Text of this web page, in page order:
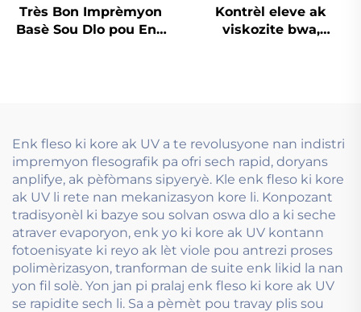
Très Bon Imprèmyon
Basè Sou Dlo pou Enk
Kontrèl eleve ak
viskozite bwa,
Enk fleso ki kore ak UV a te revolusyone nan indistri
impremyon flesografik pa ofri sech rapid, doryans
anplifye, ak pèfòmans sipyeryè. Kle enk fleso ki kore
ak UV li rete nan mekanizasyon kore li. Konpozant
tradisyonèl ki bazye sou solvan oswa dlo a ki seche
atraver evaporyon, enk yo ki kore ak UV kontann
fotoenisyate ki reyo ak lèt viole pou antrezi proses
polimèrizasyon, tranforman de suite enk likid la nan
yon fil solè. Yon jan pi pralaj enk fleso ki kore ak UV
se rapidite sech li. Sa a pèmèt pou travay plis sou